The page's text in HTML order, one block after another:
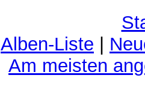
Alben-Liste
Am meisten